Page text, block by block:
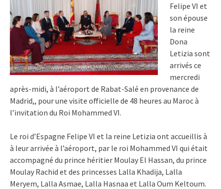
Felipe VI et
son épouse
la reine
Dona
Letizia sont
arrivés ce
mercredi
après-midi, à l’aéroport de Rabat-Salé en provenance de
Madrid,, pour une visite officielle de 48 heures au Maroc à
l’invitation du Roi Mohammed VI.
Le roi d’Espagne Felipe VI et la reine Letizia ont accueillis à
à leur arrivée à l’aéroport, par le roi Mohammed VI qui était
accompagné du prince héritier Moulay El Hassan, du prince
Moulay Rachid et des princesses Lalla Khadija, Lalla
Meryem, Lalla Asmae, Lalla Hasnaa et Lalla Oum Keltoum.